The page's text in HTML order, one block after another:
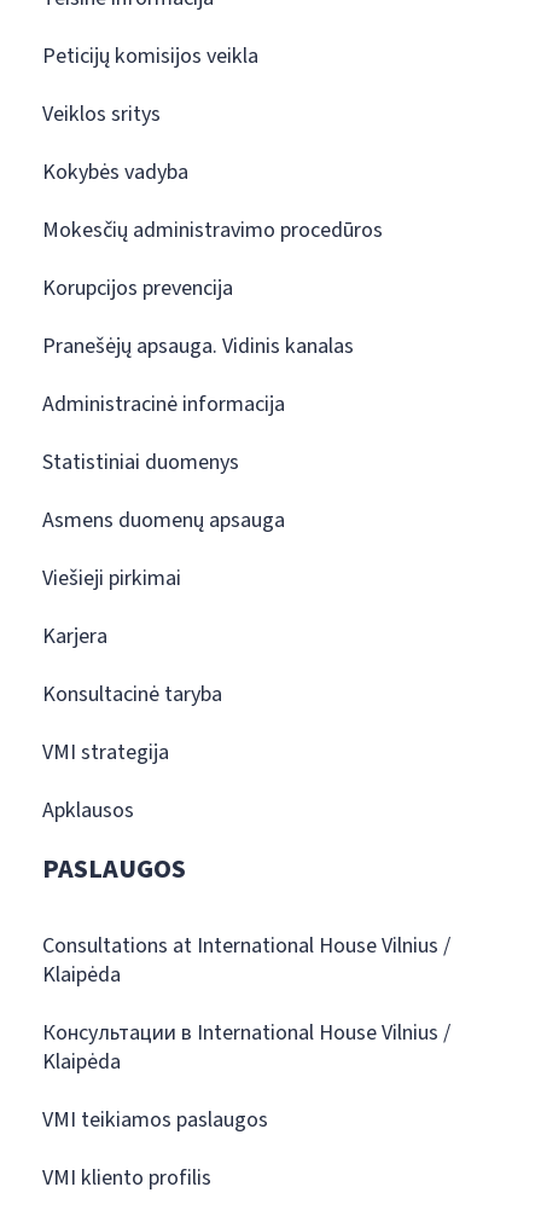
Peticijų komisijos veikla
Veiklos sritys
Kokybės vadyba
Mokesčių administravimo procedūros
Korupcijos prevencija
Pranešėjų apsauga. Vidinis kanalas
Administracinė informacija
Statistiniai duomenys
Asmens duomenų apsauga
Viešieji pirkimai
Karjera
Konsultacinė taryba
VMI strategija
Apklausos
PASLAUGOS
Consultations at International House Vilnius /
Klaipėda
Консультации в International House Vilnius /
Klaipėda
VMI teikiamos paslaugos
VMI kliento profilis